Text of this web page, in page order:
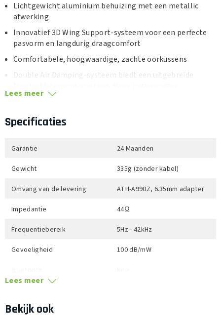
Lichtgewicht aluminium behuizing met een metallic
afwerking
Innovatief 3D Wing Support-systeem voor een perfecte
pasvorm en langdurig draagcomfort
Comfortabele, hoogwaardige, zachte oorkussens
Double Air Damping-systeem biedt een uitgebreide
Lees meer
Specificaties
Garantie 24 Maanden
Gewicht 335g (zonder kabel)
Omvang van de levering ATH-A990Z, 6.35mm adapter
Impedantie 44Ω
Frequentiebereik 5Hz - 42kHz
Gevoeligheid 100 dB/mW
Noise Cancelling
Lees meer
Bekijk ook